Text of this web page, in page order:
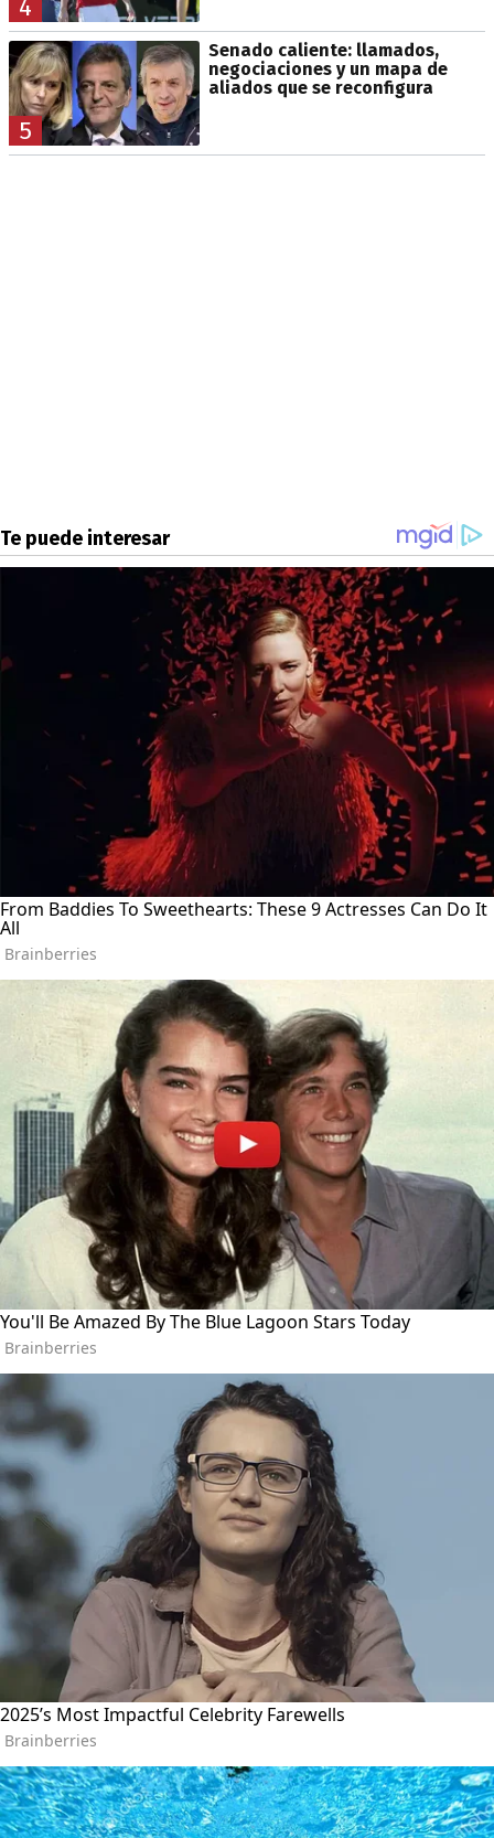
4
5
Senado caliente: llamados,
negociaciones y un mapa de
aliados que se reconfigura